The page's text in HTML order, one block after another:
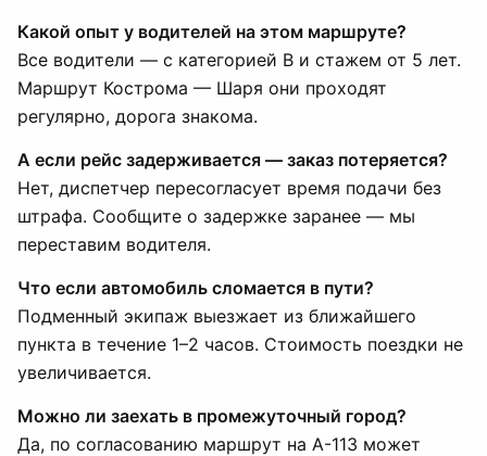
Какой опыт у водителей на этом маршруте?
Все водители — с категорией B и стажем от 5 лет.
Маршрут Кострома — Шаря они проходят
регулярно, дорога знакома.
А если рейс задерживается — заказ потеряется?
Нет, диспетчер пересогласует время подачи без
штрафа. Сообщите о задержке заранее — мы
переставим водителя.
Что если автомобиль сломается в пути?
Подменный экипаж выезжает из ближайшего
пункта в течение 1–2 часов. Стоимость поездки не
увеличивается.
Можно ли заехать в промежуточный город?
Да, по согласованию маршрут на А-113 может